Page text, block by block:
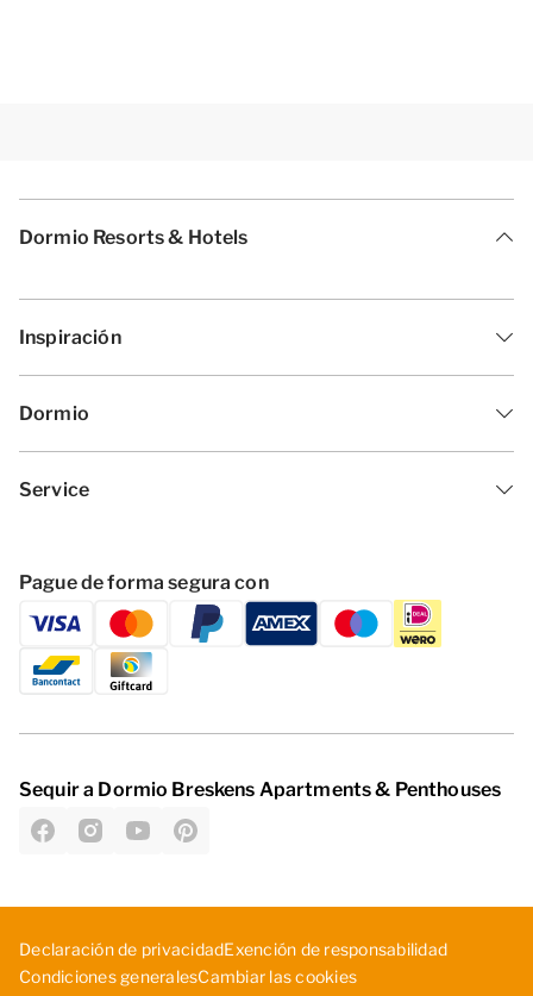
Dormio Resorts & Hotels
Inspiración
Dormio
Service
Pague de forma segura con
Sequir a Dormio Breskens Apartments & Penthouses
D­ecl­ara­ció­n d­e p­riv­aci­dadExe­nci­ón ­de ­res­pon­sab­ili­dad
Con­dic­ion­es ­gen­era­lesCambiar las cookies